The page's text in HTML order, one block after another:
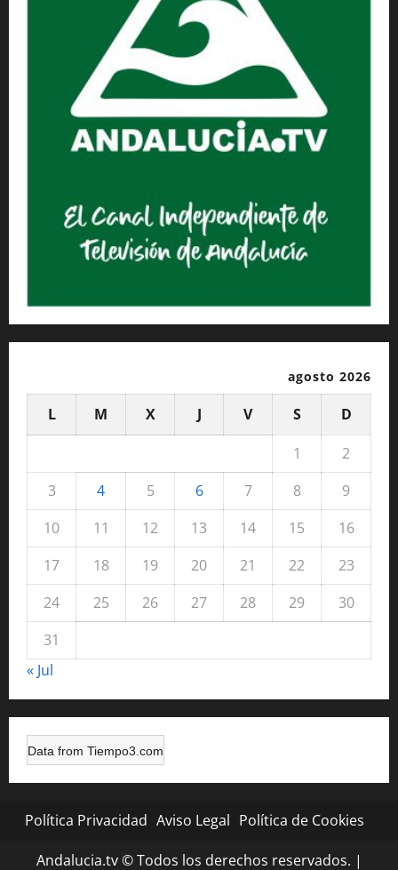
agosto 2026
L M X J V S
D
1
2
3
4 5 6 7 8
9
10
11 12 13 14 15
16
17
18 19 20 21 22
23
24
25 26 27 28 29
30
31
« Jul
Data from Tiempo3.com
Política Privacidad Aviso Legal Política de Cookies
Andalucia.tv © Todos los derechos reservados. |